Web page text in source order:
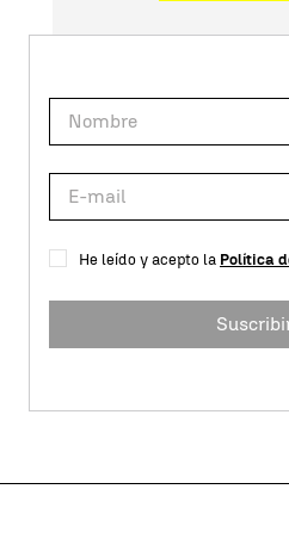
He leído y acepto la Política